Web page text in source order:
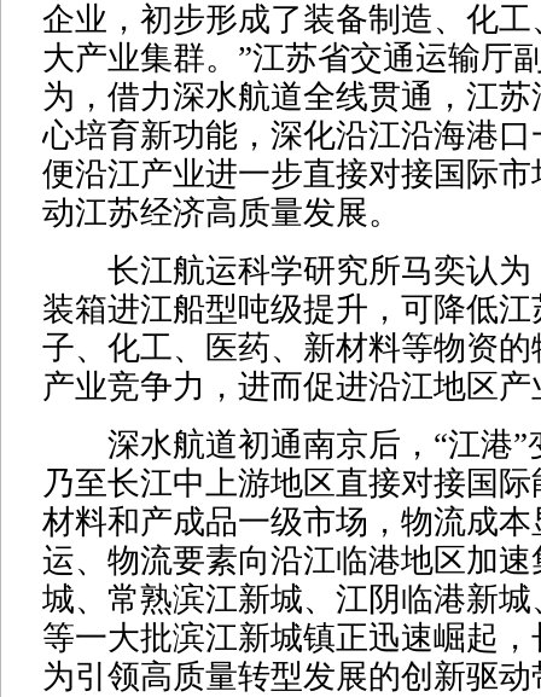
企业，初步形成了装备制造、化
大产业集群。”江苏省交通运输厅
为，借力深水航道全线贯通，江
心培育新功能，深化沿江沿海港
便沿江产业进一步直接对接国际
动江苏经济高质量发展。
长江航运科学研究所马奕认为
装箱进江船型吨级提升，可降低
子、化工、医药、新材料等物资
产业竞争力，进而促进沿江地区
深水航道初通南京后，“江港”
乃至长江中上游地区直接对接国
材料和产成品一级市场，物流成
运、物流要素向沿江临港地区加
城、常熟滨江新城、江阴临港新
等一大批滨江新城镇正迅速崛起
为引领高质量转型发展的创新驱动